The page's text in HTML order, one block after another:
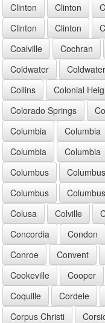
Clinton
Clinton
Clinton
Clinton
Coalville
Cochran
Coldwater
Coldwater
Collins
Colonial
Colorado Springs
Columbia
Columbia
Columbia
Columbia
Columbus
Columbus
Columbus
Columbus
Colusa
Colville
Concordia
Condon
Conroe
Convent
Cookeville
Cooper
Coquille
Cordele
Corpus Christi